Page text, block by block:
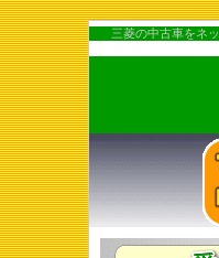
三菱の中古車をネ